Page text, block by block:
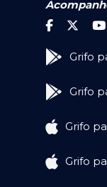
Grifo
Grifo
Grifo
Grifo